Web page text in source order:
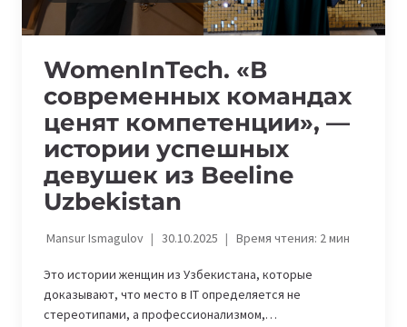
КАРЬЕРЕ
В
WomenInTech. «В
современных командах
ценят компетенции», —
истории успешных
девушек из Beeline
Uzbekistan
Mansur Ismagulov 30.10.2025 Время чтения: 2мин
Это истории женщин из Узбекистана, которые
доказывают, что место в IT определяется не
стереотипами, а профессионализмом,…